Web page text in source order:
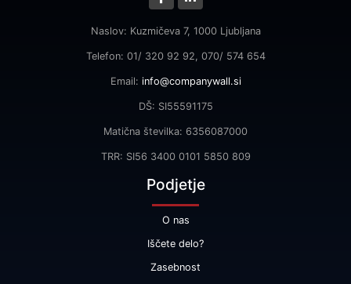
Naslov: Kuzmičeva 7, 1000 Ljubljana
Telefon: 01/ 320 92 92, 070/ 574 654
Email: info@companywall.si
DŠ: SI55591175
Matična številka: 6356087000
TRR: SI56 3400 0101 5850 809
Podjetje
O nas
Iščete delo?
Zasebnost